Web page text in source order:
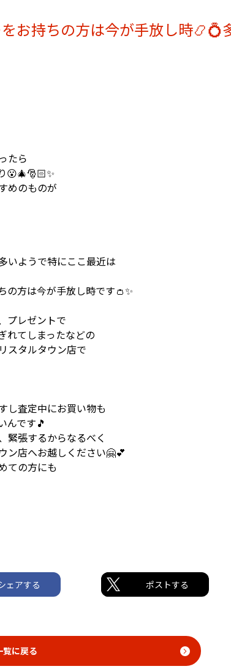
お持ちの方は今が手放し時
たら
😮🎄🎅🏻✨
めのものが
いようで特にここ最近は
の方は今が手放し時です👛✨
プレゼントで
れてしまったなどの
スタルタウン店で
し査定中にお買い物も
んです🎵
緊張するからなるべく
ン店へお越しください🤗💕
ての方にも
ェアする ポストする
覧に戻る